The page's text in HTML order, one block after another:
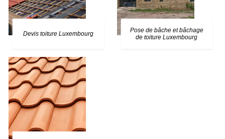
Devis toiture Luxembourg
Pose de bâche et bâchage
de toiture Luxembourg